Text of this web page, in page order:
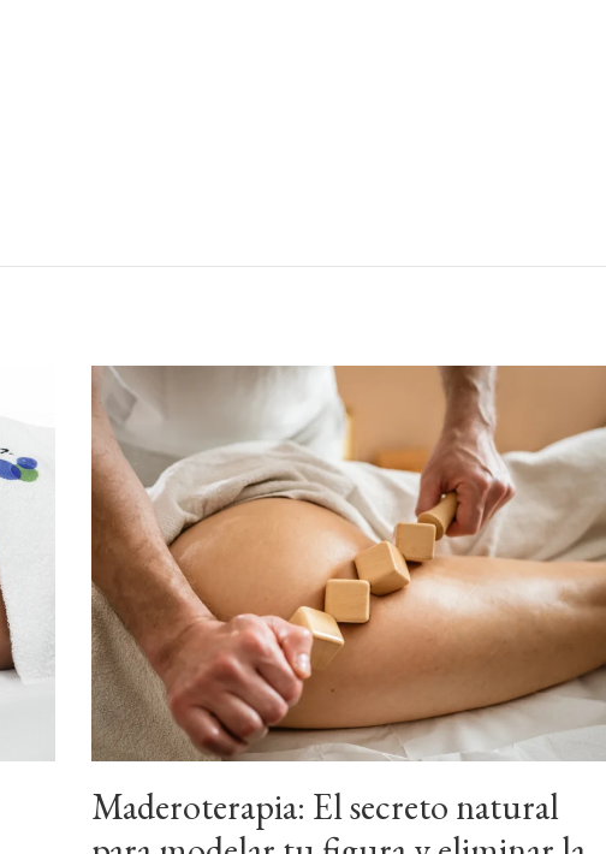
Maderoterapia: El secreto natural